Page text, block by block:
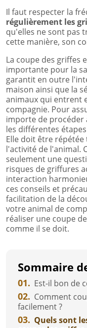
Il faut respecter la
régulièrement les
qu'elles ne sont pas
cette manière, son
La coupe des griffes
importante pour la
garantit en outre
maison ainsi que la
animaux qui entrent
compagnie. Pour
importe de procéder
les différentes
Elle doit être répétée
l'activité de l'animal.
seulement une
risques de griffures
interaction
ces conseils et
facilitation de la
votre animal de
réaliser une coupe
comme il se doit.
Sommaire
01. Est-il bon de
02. Comment
facilement ?
03. Quels sont